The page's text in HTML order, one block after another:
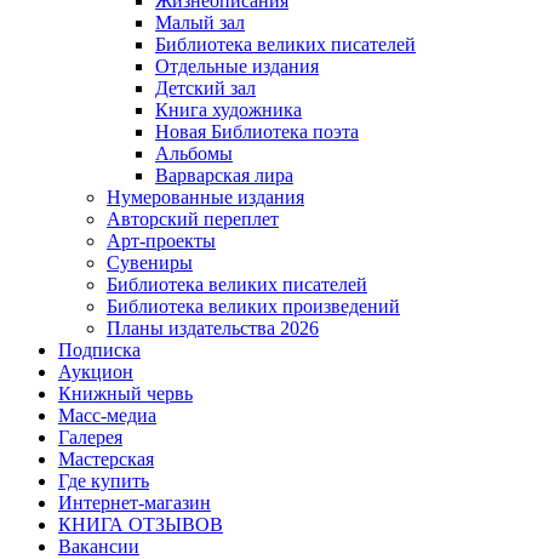
Малый зал
Библиотека великих писателей
Отдельные издания
Детский зал
Книга художника
Новая Библиотека поэта
Альбомы
Варварская лира
Нумерованные издания
Авторский переплет
Арт-проекты
Сувениры
Библиотека великих писателей
Библиотека великих произведений
Планы издательства 2026
Подписка
Аукцион
Книжный червь
Масс-медиа
Галерея
Мастерская
Где купить
Интернет-магазин
КНИГА ОТЗЫВОВ
Вакансии